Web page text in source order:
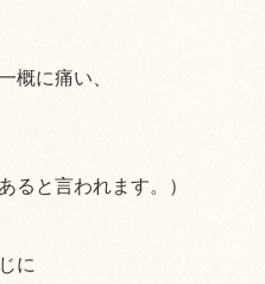
概に痛い、
ると言われます。）
に